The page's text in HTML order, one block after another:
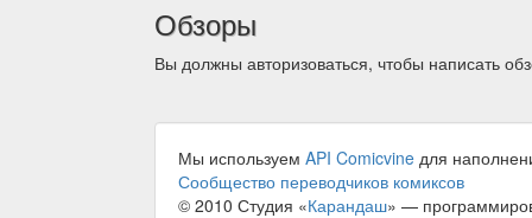
Обзоры
Вы должны авторизоваться, чтобы написать
Мы используем API Comicvine для
Сообщество переводчиков комиксов
© 2010 Студия «Карандаш» —